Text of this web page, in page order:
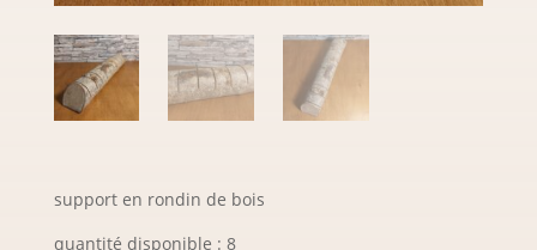
support en rondin de bois
quantité disponible : 8